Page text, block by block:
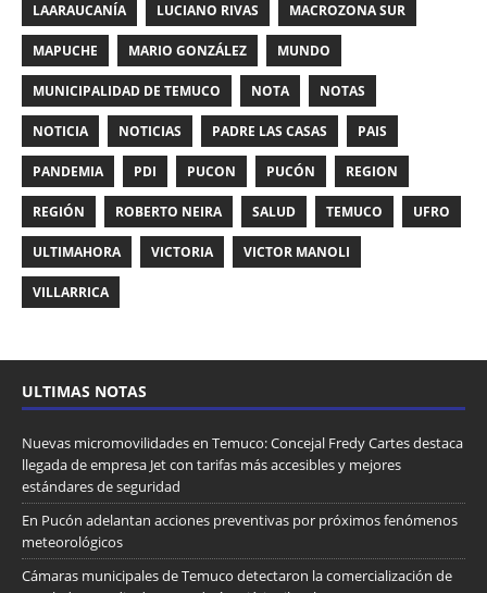
LAARAUCANÍA LUCIANO RIVAS MACROZONA SUR
MAPUCHE MARIO GONZÁLEZ MUNDO
MUNICIPALIDAD DE TEMUCO NOTA NOTAS
NOTICIA NOTICIAS PADRE LAS CASAS PAIS
PANDEMIA PDI PUCON PUCÓN REGION
REGIÓN ROBERTO NEIRA SALUD TEMUCO UFRO
ULTIMAHORA VICTORIA VICTOR MANOLI
VILLARRICA
ULTIMAS NOTAS
Nuevas micromovilidades en Temuco: Concejal Fredy Cartes destaca
llegada de empresa Jet con tarifas más accesibles y mejores
estándares de seguridad
En Pucón adelantan acciones preventivas por próximos fenómenos
meteorológicos
Cámaras municipales de Temuco detectaron la comercialización de